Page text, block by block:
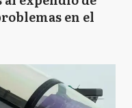
en el